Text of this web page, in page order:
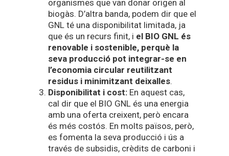
organismes que van donar origen al
biogàs. D’altra banda, podem dir que el
GNL té una disponibilitat limitada, ja
que és un recurs finit, i el BIO GNL és
renovable i sostenible, perquè la
seva producció pot integrar-se en
l’economia circular reutilitzant
residus i minimitzant deixalles.
Disponibilitat i cost: En aquest cas,
cal dir que el BIO GNL és una energia
amb una oferta creixent, però encara
és més costós. En molts països, però,
es fomenta la seva producció i ús a
través de subsidis, crèdits de carboni i